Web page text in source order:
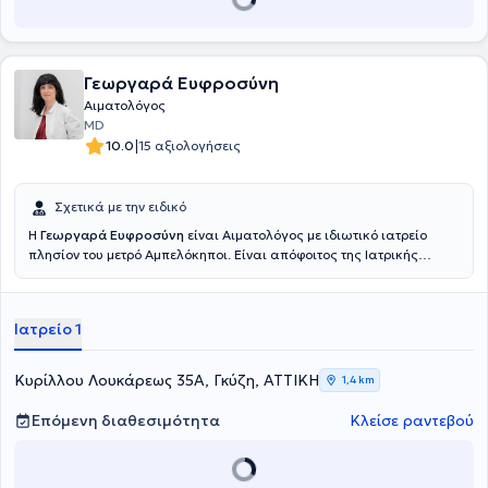
Γεωργαρά Ευφροσύνη
Αιματολόγος
MD
10.0|15 αξιολογήσεις
Σχετικά με την ειδικό
Η Γεωργαρά Ευφροσύνη είναι Αιματολόγος με ιδιωτικό ιατρείο
πλησίον του μετρό Αμπελόκηποι. Είναι απόφοιτος της Ιατρικής
Εργάστηκε ως ειδικευόμενη εσωτερικής παθολογίας στο
άσκησή της στην ειδικότητα της Παθολογίας στο ΓΝΑ Ιπποκράτειο.
Εργάστηκε στην Αιματολογική κλινική και το εξωτερικό
αιματολογικό ιατρείο στο ΓΝΑ Γ.Γεννηματάς από το 2019 έως και το
2025, όπου ειδικεύτηκε σε παθήσεις όπως το λέμφωμα, το
πολλαπλούν μυέλωμα, η λευχαιμία, το μυελοδυσπλαστικό
νεόπλασμα κ.α. Ειδικεύτηκε στη θρομβοφιλία και την αιμορραγική
και στην αιματολογία της κύησης, καθέξιν αποβολές ,
Ιατρείο 1
Κυρίλλου Λουκάρεως 35Α, Γκύζη, ΑΤΤΙΚΗ 1,4 km
Επόμενη διαθεσιμότητα Κλείσε ραντεβού